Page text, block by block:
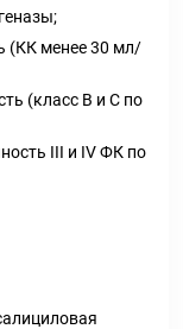
(КК менее 30 мл/
(класс В и С по
III и IV ФК по